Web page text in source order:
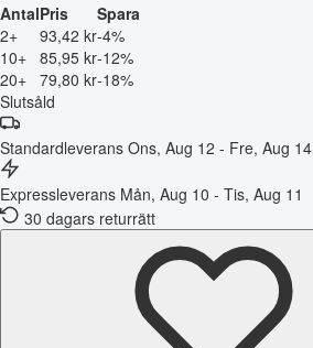
AntalPris
Spara
2+
93,42 kr-4%
10+ 85,95 kr-12%
20+ 79,80 kr-18%
Slutsåld
Standardleverans Ons, Aug 12 - Fre, Aug 14
Expressleverans Mån, Aug 10 - Tis, Aug 11
30 dagars returrätt